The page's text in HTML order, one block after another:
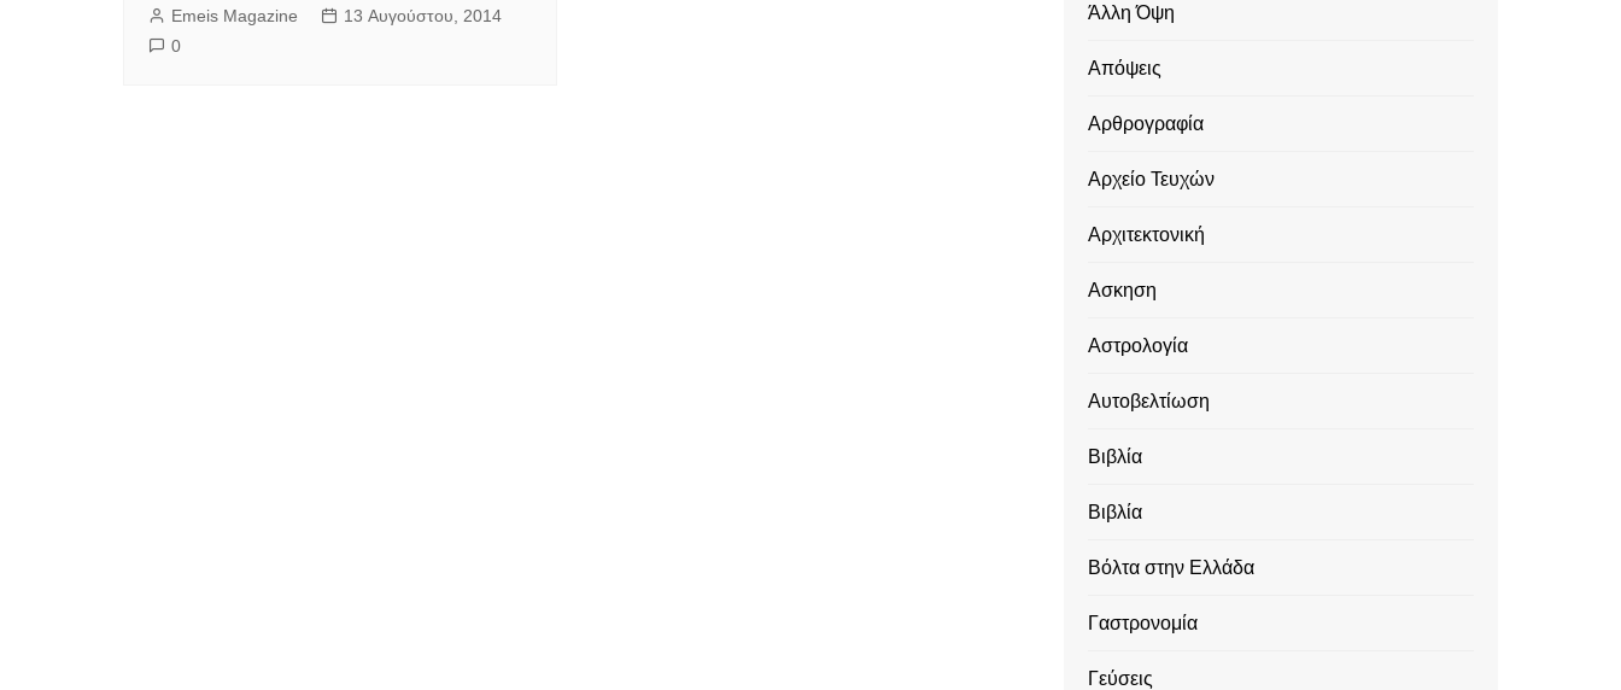
Emeis Magazine
13 Αυγούστου, 2014
0
Άλλη Όψη
Απόψεις
Αρθρογραφία
Αρχείο Τευχών
Αρχιτεκτονική
Ασκηση
Αστρολογία
Αυτοβελτίωση
Βιβλία
Βιβλία
Βόλτα στην Ελλάδα
Γαστρονομία
Γεύσεις